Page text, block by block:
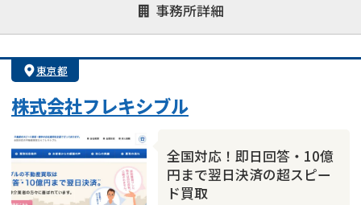
事務所詳細
1億円以上の買取可
東京都
株式会社フレキシブル
全国対応！即日回答・10億
円まで翌日決済の超スピー
ド買取